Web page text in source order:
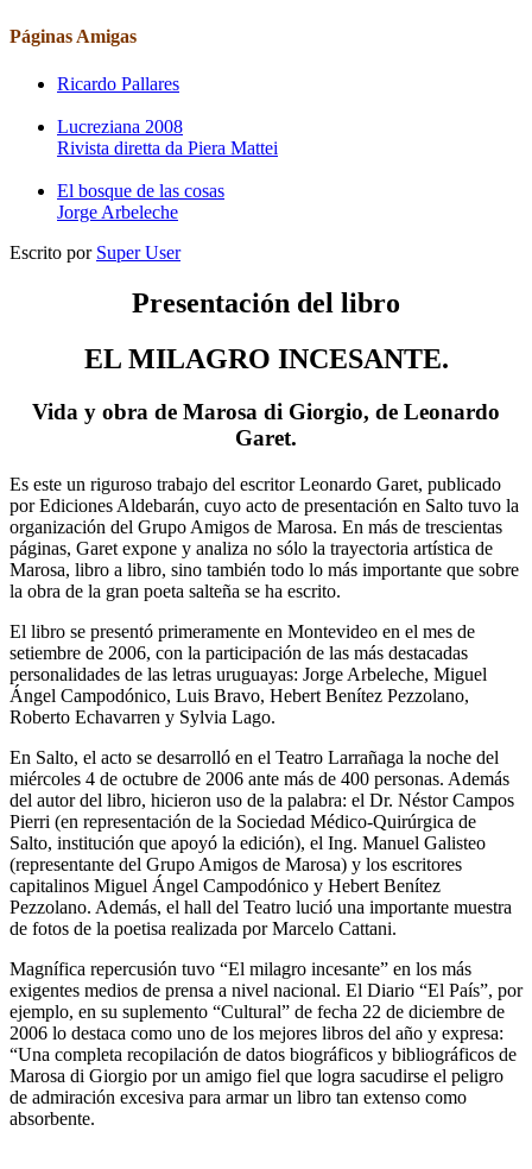
Páginas Amigas
Ricardo Pallares
Lucreziana 2008
Rivista diretta da Piera Mattei
El bosque de las cosas
Jorge Arbeleche
Escrito por Super User
Presentación del libro
EL MILAGRO INCESANTE.
Vida y obra de Marosa di Giorgio, de Leonardo
Garet.
Es este un riguroso trabajo del escritor Leonardo Garet, publicado
por Ediciones Aldebarán, cuyo acto de presentación en Salto tuvo la
organización del Grupo Amigos de Marosa. En más de trescientas
páginas, Garet expone y analiza no sólo la trayectoria artística de
Marosa, libro a libro, sino también todo lo más importante que sobre
la obra de la gran poeta salteña se ha escrito.
El libro se presentó primeramente en Montevideo en el mes de
setiembre de 2006, con la participación de las más destacadas
personalidades de las letras uruguayas: Jorge Arbeleche, Miguel
Ángel Campodónico, Luis Bravo, Hebert Benítez Pezzolano,
Roberto Echavarren y Sylvia Lago.
En Salto, el acto se desarrolló en el Teatro Larrañaga la noche del
miércoles 4 de octubre de 2006 ante más de 400 personas. Además
del autor del libro, hicieron uso de la palabra: el Dr. Néstor Campos
Pierri (en representación de la Sociedad Médico-Quirúrgica de
Salto, institución que apoyó la edición), el Ing. Manuel Galisteo
(representante del Grupo Amigos de Marosa) y los escritores
capitalinos Miguel Ángel Campodónico y Hebert Benítez
Pezzolano. Además, el hall del Teatro lució una importante muestra
de fotos de la poetisa realizada por Marcelo Cattani.
Magnífica repercusión tuvo “El milagro incesante” en los más
exigentes medios de prensa a nivel nacional. El Diario “El País”, por
ejemplo, en su suplemento “Cultural” de fecha 22 de diciembre de
2006 lo destaca como uno de los mejores libros del año y expresa:
“Una completa recopilación de datos biográficos y bibliográficos de
Marosa di Giorgio por un amigo fiel que logra sacudirse el peligro
de admiración excesiva para armar un libro tan extenso como
absorbente.